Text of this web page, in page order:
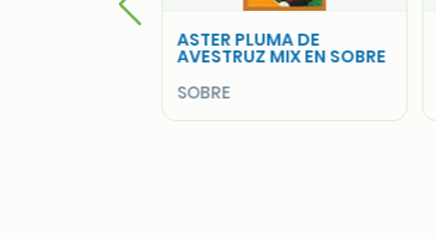
ASTER SIMPLE VARIADO
EN SOBRE
SOBRE